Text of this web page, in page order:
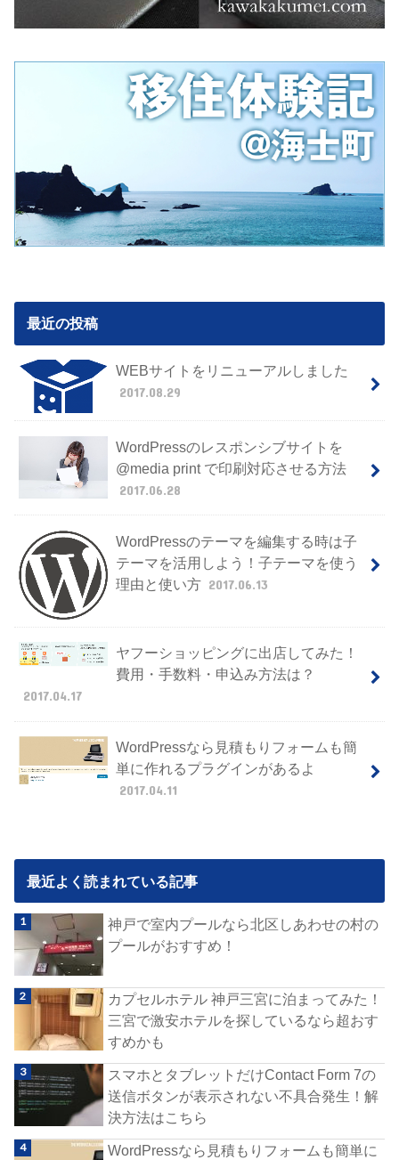
最近の投稿
WEBサイトをリニューアルしました
2017.08.29
WordPressのレスポンシブサイトを
@media print で印刷対応させる方法
2017.06.28
WordPressのテーマを編集する時は子
テーマを活用しよう！子テーマを使う
理由と使い方 2017.06.13
ヤフーショッピングに出店してみた！
費用・手数料・申込み方法は？
2017.04.17
WordPressなら見積もりフォームも簡
単に作れるプラグインがあるよ
2017.04.11
最近よく読まれている記事
神戸で室内プールなら北区しあわせの村の
プールがおすすめ！
カプセルホテル 神戸三宮に泊まってみた！
三宮で激安ホテルを探しているなら超おす
すめかも
スマホとタブレットだけContact Form 7の
送信ボタンが表示されない不具合発生！解
決方法はこちら
WordPressなら見積もりフォームも簡単に